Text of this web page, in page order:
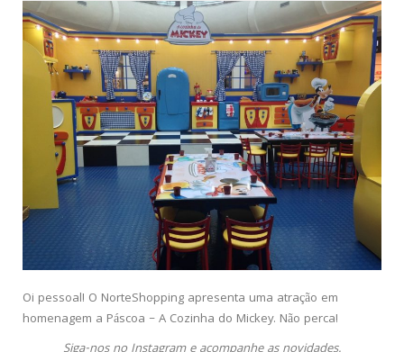
Oi pessoal! O NorteShopping apresenta uma atração em
homenagem a Páscoa – A Cozinha do Mickey. Não perca!